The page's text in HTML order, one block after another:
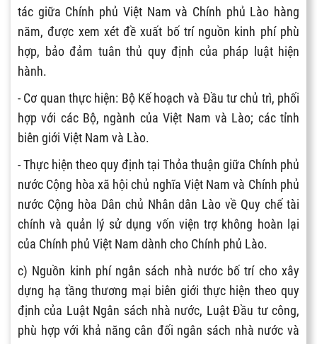
tác giữa Chính phủ Việt Nam và Chính phủ Lào hàng
năm, được xem xét đề xuất bố trí nguồn kinh phí phù
hợp, bảo đảm tuân thủ quy định của pháp luật hiện
hành.
- Cơ quan thực hiện: Bộ Kế hoạch và Đầu tư chủ trì, phối
hợp với các Bộ, ngành của Việt Nam và Lào; các tỉnh
biên giới Việt Nam và Lào.
- Thực hiện theo quy định tại Thỏa thuận giữa Chính phủ
nước Cộng hòa xã hội chủ nghĩa Việt Nam và Chính phủ
nước Cộng hòa Dân chủ Nhân dân Lào về Quy chế tài
chính và quản lý sử dụng vốn viện trợ không hoàn lại
của Chính phủ Việt Nam dành cho Chính phủ Lào.
c) Nguồn kinh phí ngân sách nhà nước bố trí cho xây
dựng hạ tầng thương mại biên giới thực hiện theo quy
định của Luật Ngân sách nhà nước, Luật Đầu tư công,
phù hợp với khả năng cân đối ngân sách nhà nước và